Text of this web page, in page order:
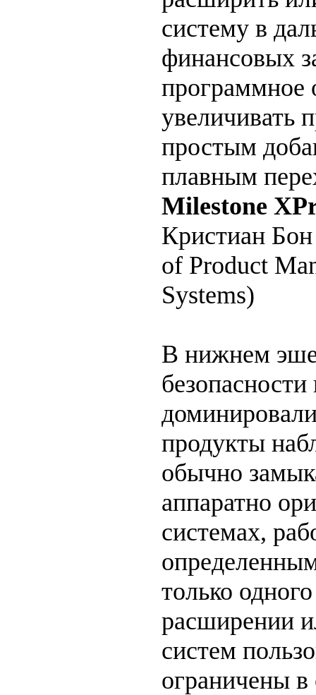
систему в
финансовых
программное
увеличивать
простым
плавным
Milestone
Кристиан
of Product
Systems)
В нижнем
продукты
обычно
аппаратно
системах,
только
расширении
систем
ограничены